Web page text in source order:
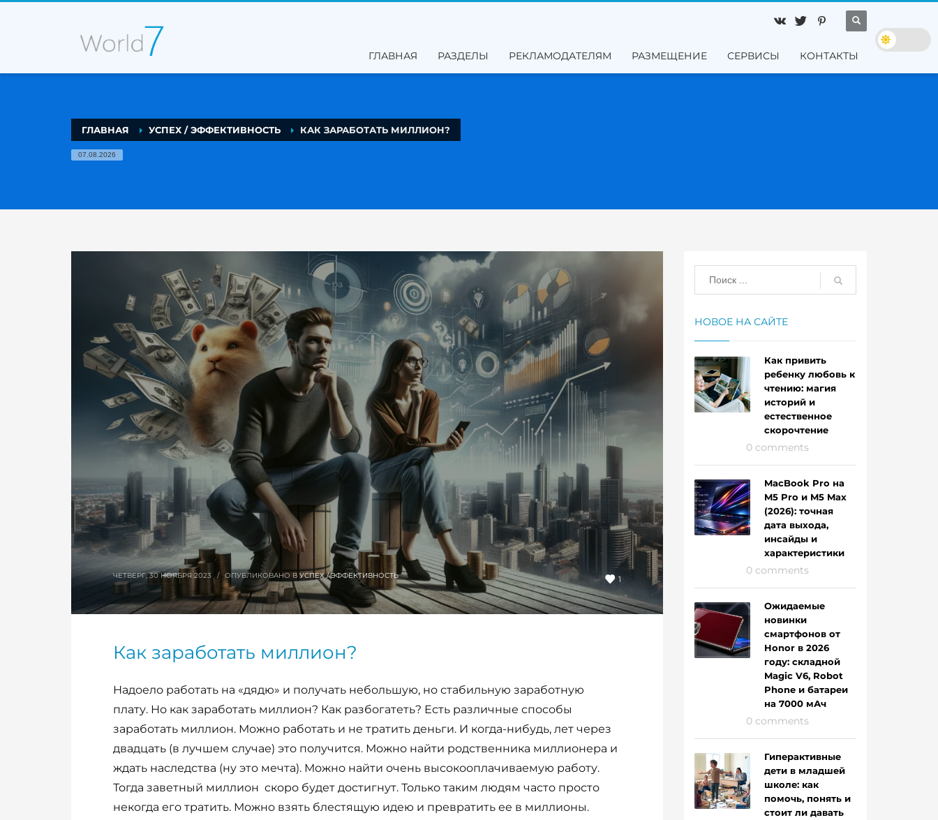
ГЛАВНАЯ РАЗДЕЛЫ РЕКЛАМОДАТЕЛЯМ РАЗМЕЩЕНИЕ СЕРВИСЫ КОНТАКТЫ
ГЛАВНАЯ УСПЕХ / ЭФФЕКТИВНОСТЬ КАК ЗАРАБОТАТЬ МИЛЛИОН?
07.08.2026
1
ЧЕТВЕРГ, 30 НОЯБРЯ 2023 / ОПУБЛИКОВАНО В УСПЕХ / ЭФФЕКТИВНОСТЬ
Как заработать миллион?
Надоело работать на «дядю» и получать небольшую, но стабильную заработную
плату. Но как заработать миллион? Как разбогатеть? Есть различные способы
заработать миллион. Можно работать и не тратить деньги. И когда-нибудь, лет через
двадцать (в лучшем случае) это получится. Можно найти родственника миллионера и
ждать наследства (ну это мечта). Можно найти очень высокооплачиваемую работу.
Тогда заветный миллион скоро будет достигнут. Только таким людям часто просто
некогда его тратить. Можно взять блестящую идею и превратить ее в миллионы.
НОВОЕ НА САЙТЕ
Как привить
ребенку любовь к
чтению: магия
историй и
естественное
скорочтение
0 comments
MacBook Pro на
M5 Pro и M5 Max
(2026): точная
дата выхода,
инсайды и
характеристики
0 comments
Ожидаемые
новинки
смартфонов от
Honor в 2026
году: складной
Magic V6, Robot
Phone и батареи
на 7000 мАч
0 comments
Гиперактивные
дети в младшей
школе: как
помочь, понять и
стоит ли давать